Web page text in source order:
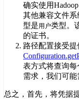
确实使用
其他兼容文件
型是用户类型。
的证书。
路径配置接受
表方式将查询
需求，我们可能
总之，首先，将凭据